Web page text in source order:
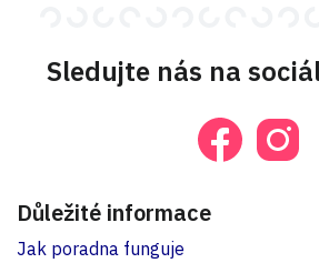
Sledujte nás na
Důležité informace
Jak poradna funguje